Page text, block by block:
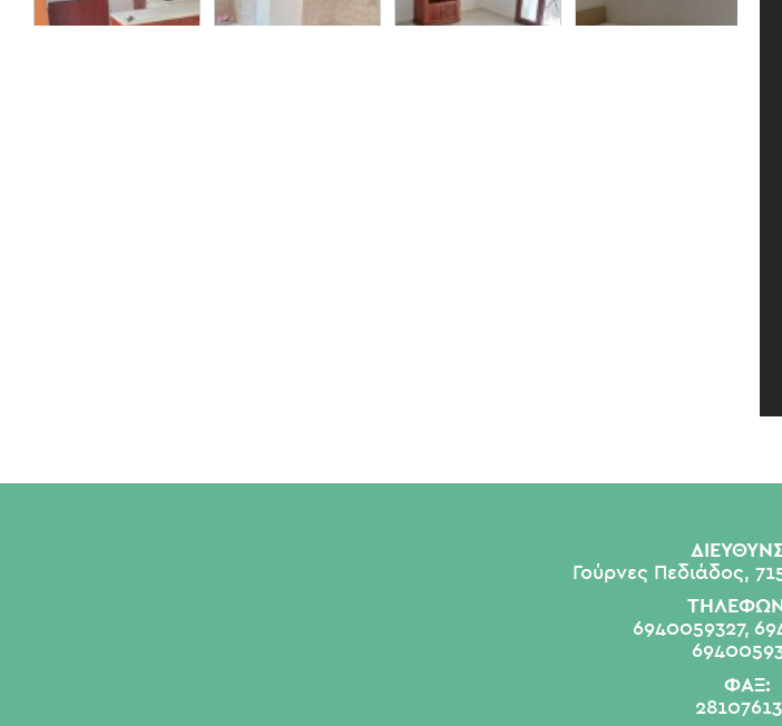
Γούρνες Πεδιάδος,
6940059327,
ΦΑΞ: